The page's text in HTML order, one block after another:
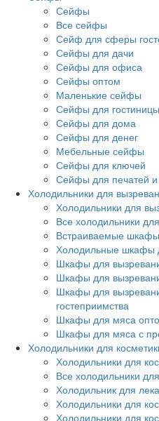
Сейфы
Все сейфы
Сейф для сферы
Сейфы для дачи
Сейфы для офиса
Сейфы оптом
Маленькие сейфы
Сейфы для гостиницы
Сейфы для дома
Сейфы для денег
Мебельные сейфы
Сейфы для ключей
Сейфы для печатей
Холодильники для
Холодильники для
Все холодильники
Встраиваемые
Холодильные шкафы
Шкафы для
Шкафы для
Шкафы для
гостеприимства
Шкафы для мяса
Шкафы для мяса с
Холодильники для
Холодильники для
Все холодильники
Холодильник для
Холодильники для
Холодильники для